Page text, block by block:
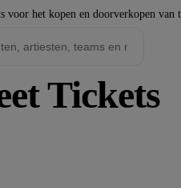
voor het kopen en doorverkopen
Tickets